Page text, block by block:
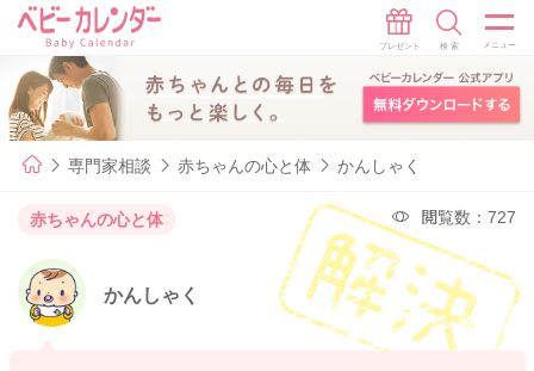
専門家相談 赤ちゃんの心と体 かんしゃく
赤ちゃんの心と体 閲覧数：727
かんしゃく